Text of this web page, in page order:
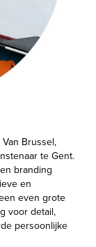
Brussel,
te Gent.
branding
en
even grote
voor detail,
persoonlijke